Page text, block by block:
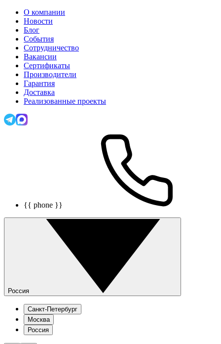
О компании
Новости
Блог
События
Сотрудничество
Вакансии
Сертификаты
Производители
Гарантия
Доставка
Реализованные проекты
{{ phone }}
Россия
Санкт-Петербург
Москва
Россия